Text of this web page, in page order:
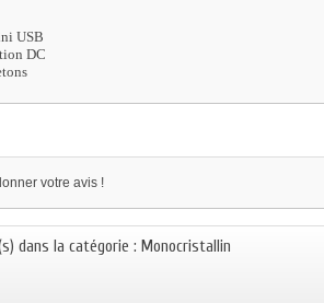
USB
DC
votre avis !
dans la catégorie : Monocristall​in